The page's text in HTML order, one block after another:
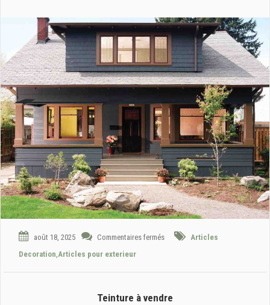
août 18, 2025 Commentaires fermés
Articles
Decoration,Articles pour exterieur
Teinture à vendre